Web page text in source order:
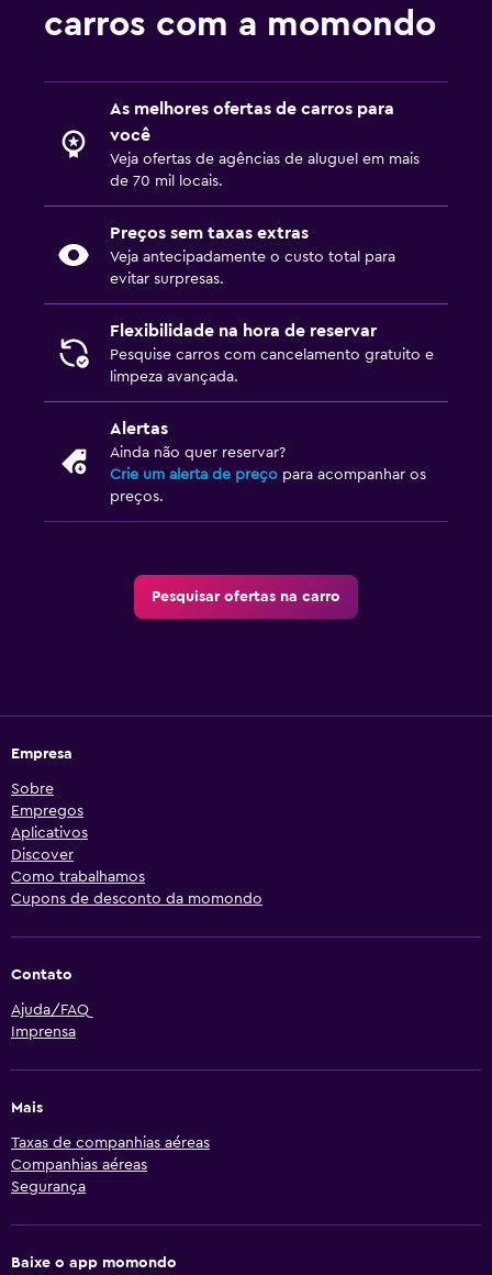
carros com a momondo
As melhores ofertas de carros para
você
Veja ofertas de agências de aluguel em mais
de 70 mil locais.
Preços sem taxas extras
Veja antecipadamente o custo total para
evitar surpresas.
Flexibilidade na hora de reservar
Pesquise carros com cancelamento gratuito e
limpeza avançada.
Alertas
Ainda não quer reservar?
Crie um alerta de preço para acompanhar os
preços.
Pesquisar ofertas na carro
Empresa
Sobre
Empregos
Aplicativos
Discover
Como trabalhamos
Cupons de desconto da momondo
Contato
Ajuda/FAQ
Imprensa
Mais
Taxas de companhias aéreas
Companhias aéreas
Segurança
Baixe o app momondo